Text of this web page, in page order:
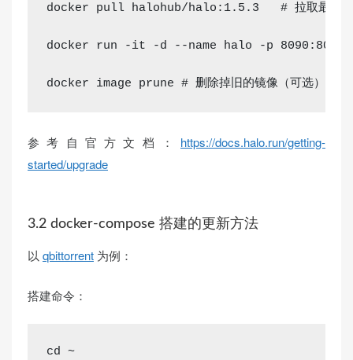
docker pull halohub/halo:1.5.3 # 拉取最新
docker run -it -d --name halo -p
docker image prune # 删除掉旧的镜像（可选）
参考自官方文档： https://docs.halo.run/getting-
started/upgrade
3.2 docker-compose 搭建的更新方法
以 qbittorrent 为例：
搭建命令：
cd ~